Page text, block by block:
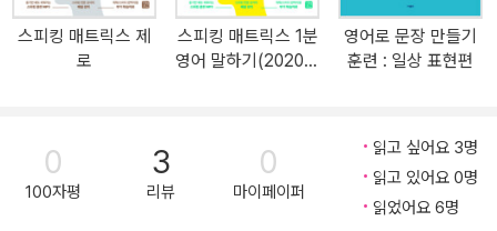
단 30일의 훈련만으로도 1~2년 영어학원에 다닌 것 이상으로 영어
스피킹 실력이 향상된다. 개정판에서는 실제 스피킹 프로세스를 10
0% 구현한 ‘끊어 듣기’와 ‘끊어 말하기’로 더욱 강력한 훈련 효과를 자
한 뉘앙스 차이를 알아둘 필요가 있거나 스피킹에 큰 도움이 되는 표
현의 용법과 단어의 의미를 자세히 정리한 [주요 표현 정리]를 제공함
으로써 더욱더 깊이 있는 영어 스피킹 학습이 가능해졌다. 하루 5분
스피킹 매트릭스 제
로
스피킹 매트릭스 1분
영어 말하기(2020개
영어로 문장 만들기
훈련 : 일상 표현편
0
100자평
3
리뷰
0
마이페이퍼
읽고 싶어요 3명
읽고 있어요 0명
읽었어요 6명